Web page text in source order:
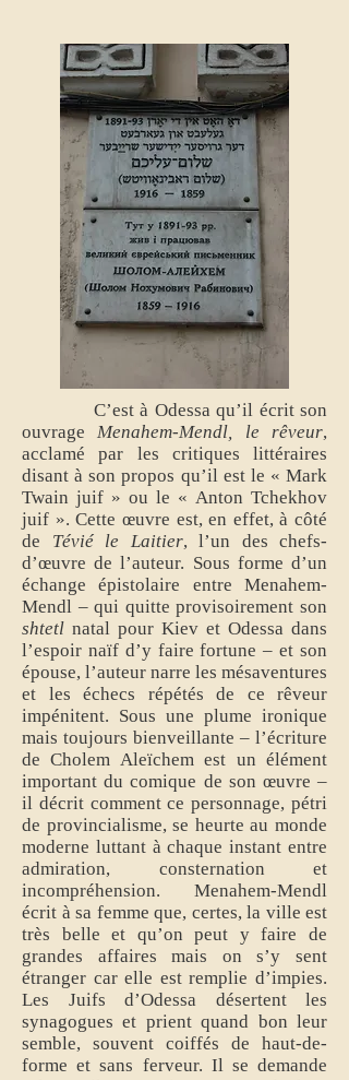
C’est à Odessa qu’il écrit son
ouvrageMenahem-Mendl, le rêveur,
acclamé par les critiques littéraires
disant à son propos qu’il est le « Mark
Twain juif » ou le « Anton Tchekhov
juif ». Cette œuvre est, en effet, à côté
de Tévié le Laitier, l’un des chefs-
d’œuvre de l’auteur. Sous forme d’un
échange épistolaire entre Menahem-
Mendl – qui quitte provisoirement son
shtetl natal pour Kiev et Odessa dans
l’espoir naïf d’y faire fortune – et son
épouse, l’auteur narre les mésaventures
et les échecs répétés de ce rêveur
impénitent. Sous une plume ironique
mais toujours bienveillante – l’écriture
de Cholem Aleïchem est un élément
important du comique de son œuvre –
il décrit comment ce personnage, pétri
de provincialisme, se heurte au monde
moderne luttant à chaque instant entre
admiration, consternation et
incompréhension. Menahem-Mendl
écrit à sa femme que, certes, la ville est
très belle et qu’on peut y faire de
grandes affaires mais on s’y sent
étranger car elle est remplie d’impies.
Les Juifs d’Odessa désertent les
synagogues et prient quand bon leur
semble, souvent coiffés de haut-de-
forme et sans ferveur. Il se demande